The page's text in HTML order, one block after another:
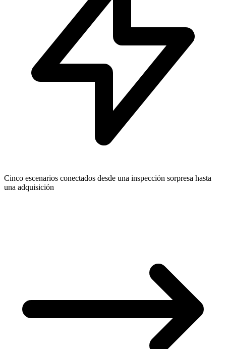
Cinco escenarios conectados desde una inspección sorpresa hasta
una adquisición